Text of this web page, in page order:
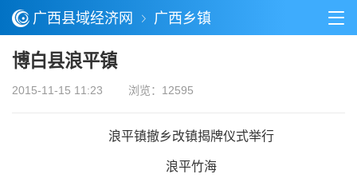
广西县域经济网 广西乡镇
博白县浪平镇
2015-11-15 11:23 浏览：12595
浪平镇撤乡改镇揭牌仪式举行
浪平竹海